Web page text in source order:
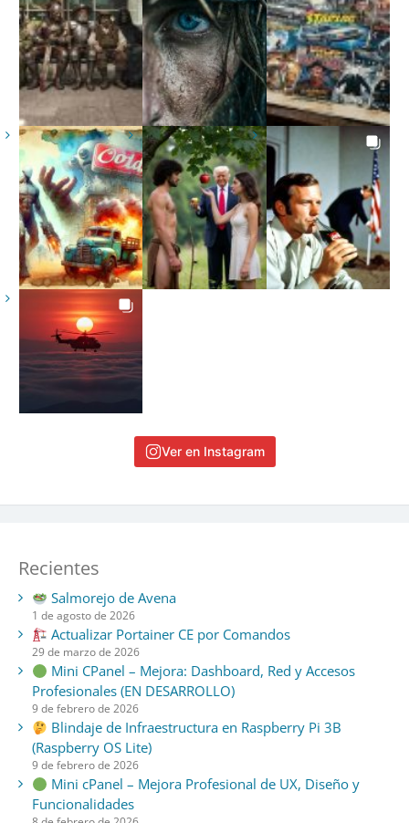
Ver en Instagram
Recientes
Salmorejo de Avena
1 de agosto de 2026
Actualizar Portainer CE por Comandos
29 de marzo de 2026
Mini CPanel – Mejora: Dashboard, Red y Accesos
Profesionales (EN DESARROLLO)
9 de febrero de 2026
Blindaje de Infraestructura en Raspberry Pi 3B
(Raspberry OS Lite)
9 de febrero de 2026
Mini cPanel – Mejora Profesional de UX, Diseño y
Funcionalidades